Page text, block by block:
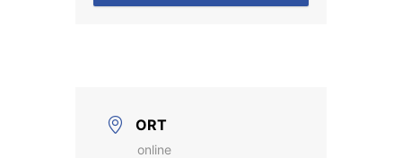
ORT
online